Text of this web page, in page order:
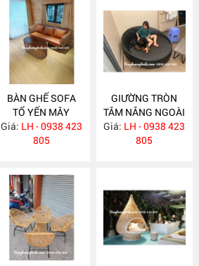
BÀN GHẾ SOFA
TỔ YẾN MÂY
NHỰA NH254
Giá: LH - 0938 423
805
GIƯỜNG TRÒN
TẮM NẮNG NGOÀI
TRỜI NH250
Giá: LH - 0938 423
805